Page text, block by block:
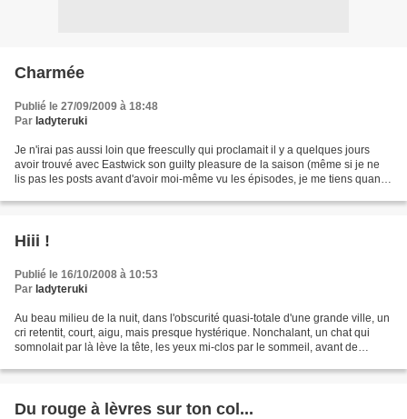
Charmée
Publié le 27/09/2009 à 18:48
Par ladyteruki
Je n'irai pas aussi loin que freescully qui proclamait il y a quelques jours
avoir trouvé avec Eastwick son guilty pleasure de la saison (même si je ne
lis pas les posts avant d'avoir moi-même vu les épisodes, je me tiens quand
Hiii !
Publié le 16/10/2008 à 10:53
Par ladyteruki
Au beau milieu de la nuit, dans l'obscurité quasi-totale d'une grande ville, un
cri retentit, court, aigu, mais presque hystérique. Nonchalant, un chat qui
somnolait par là lève la tête, les yeux mi-clos par le sommeil, avant de
Du rouge à lèvres sur ton col...